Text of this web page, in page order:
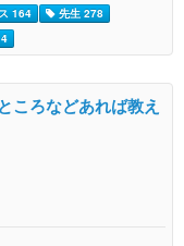
164
先生 278
ころなどあれば教え